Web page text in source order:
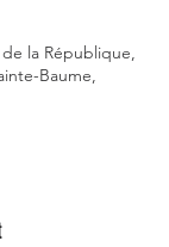
la République,
Baume,